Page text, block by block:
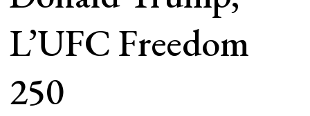
L’UFC Freedom
250